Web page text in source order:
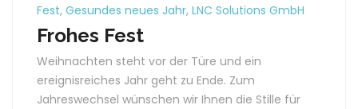
Fest, Gesundes neues Jahr, LNC Solutions GmbH
Frohes Fest
Weihnachten steht vor der Türe und ein
ereignisreiches Jahr geht zu Ende. Zum
Jahreswechsel wünschen wir Ihnen die Stille für